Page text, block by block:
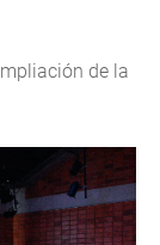
de la